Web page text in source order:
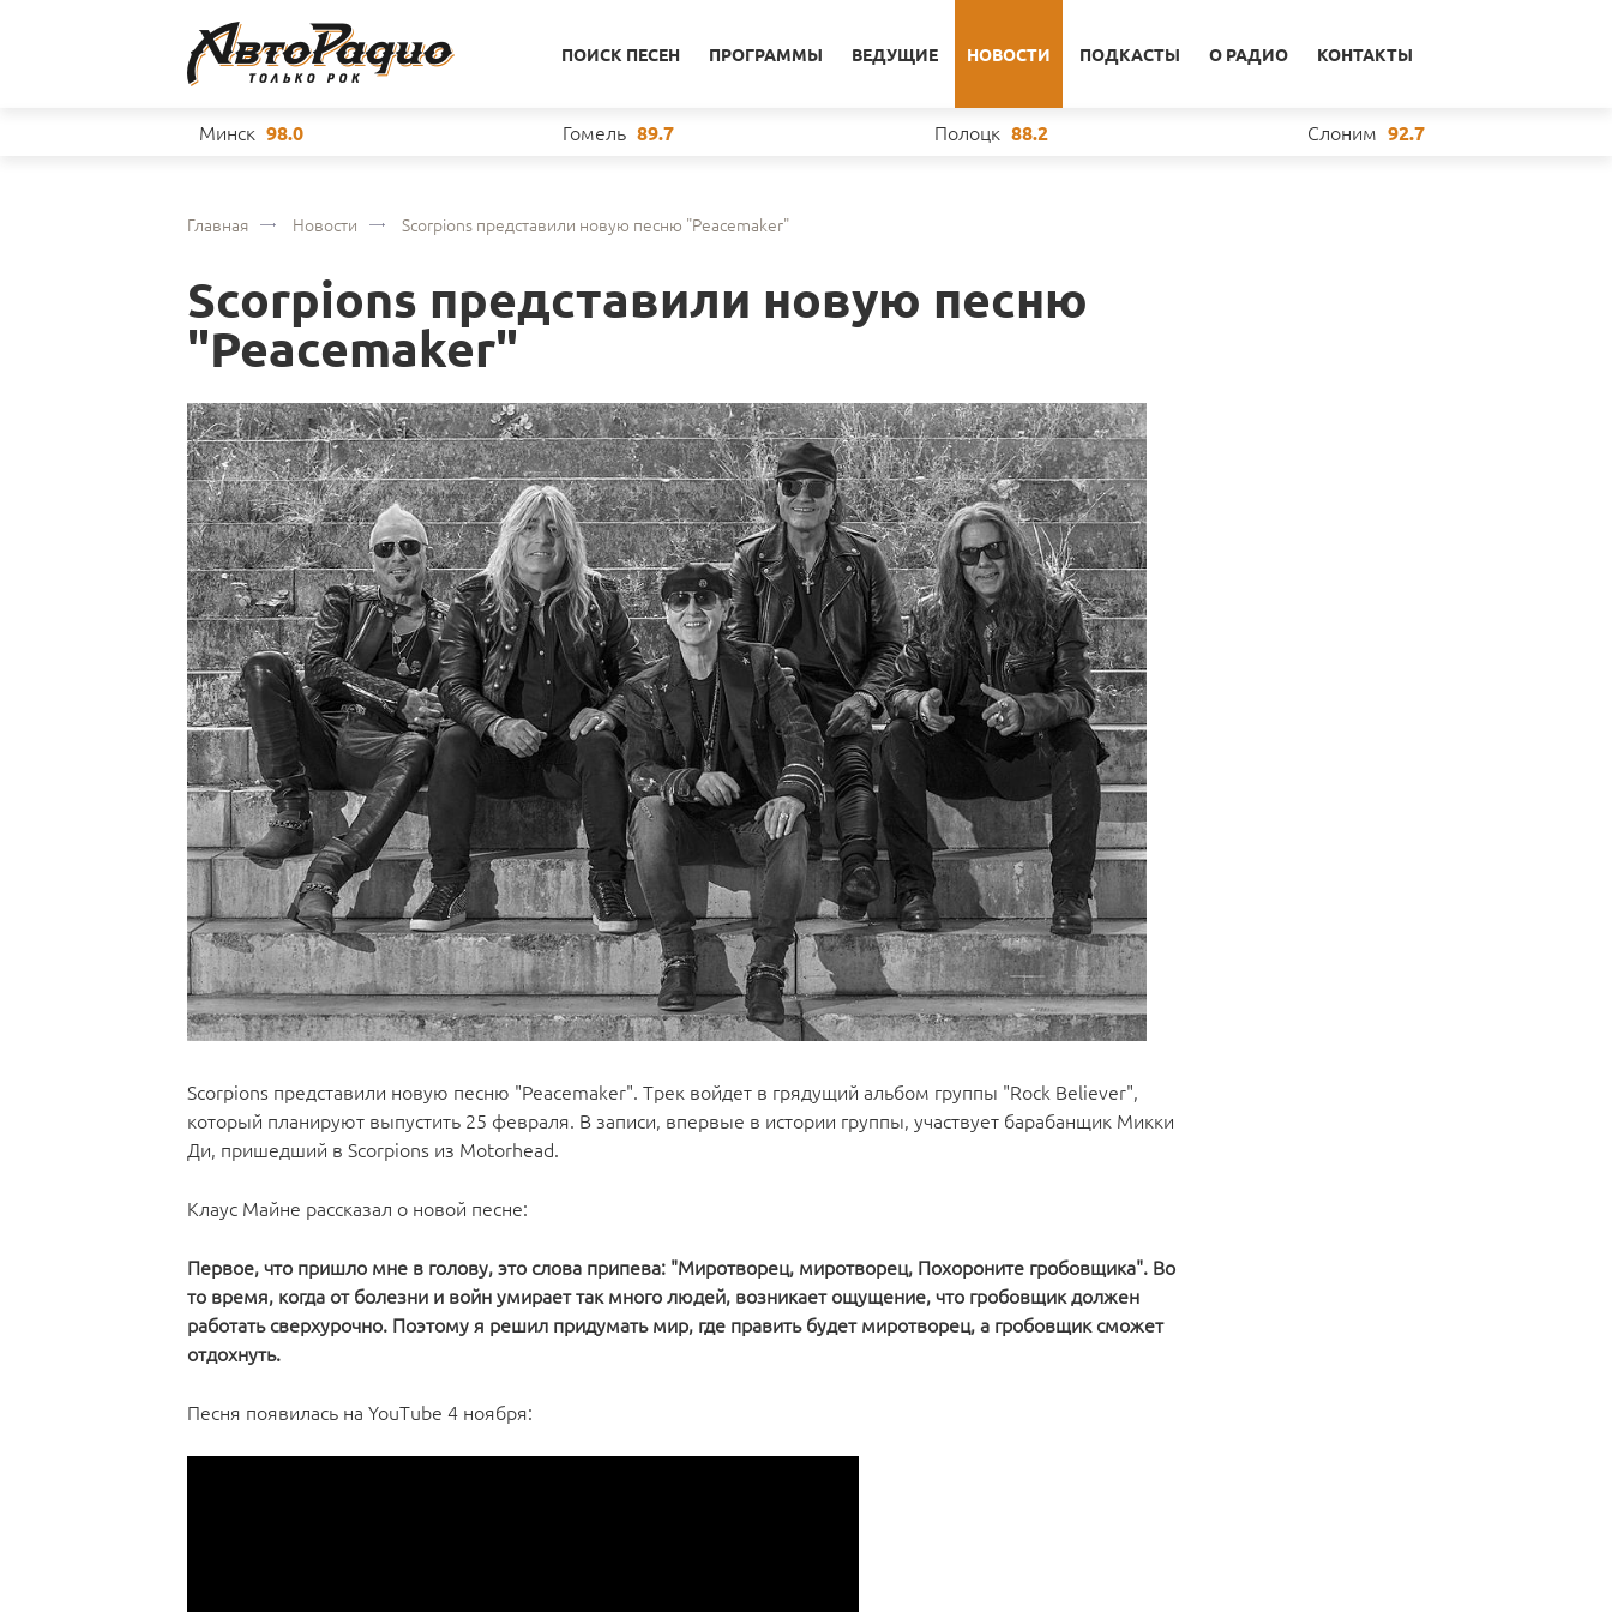
ПОИСК ПЕСЕН ПРОГРАММЫ ВЕДУЩИЕ НОВОСТИ ПОДКАСТЫ О РАДИО КОНТАКТЫ
Минск 98.0 Гомель 89.7 Полоцк 88.2 Слоним 92.7
Главная Новости Scorpions представили новую песню "Peacemaker"
Scorpions представили новую песню
"Peacemaker"
Scorpions представили новую песню "Peacemaker". Трек войдет в грядущий альбом группы "Rock Believer",
который планируют выпустить 25 февраля. В записи, впервые в истории группы, участвует барабанщик Микки
Ди, пришедший в Scorpions из Motorhead.
Клаус Майне рассказал о новой песне:
Первое, что пришло мне в голову, это слова припева: "Миротворец, миротворец, Похороните гробовщика". Во
то время, когда от болезни и войн умирает так много людей, возникает ощущение, что гробовщик должен
работать сверхурочно. Поэтому я решил придумать мир, где править будет миротворец, а гробовщик сможет
отдохнуть.
Песня появилась на YouTube 4 ноября: